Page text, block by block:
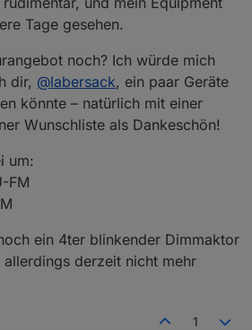
Tage gesehen.
noch? Ich würde mich
dir, @labersack, ein paar Geräte
könnte – natürlich mit einer
Wunschliste als Dankeschön!
um:
FM
ein 4ter blinkender Dimmaktor
derzeit nicht mehr
1